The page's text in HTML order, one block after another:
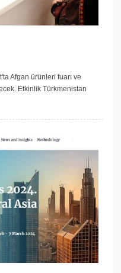
Afgan ürünleri fuarı ve
Etkinlik Türkmenistan